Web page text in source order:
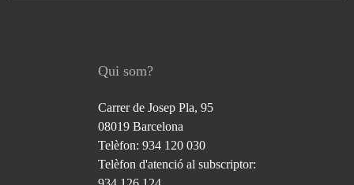
Qui som?
Carrer de Josep Pla, 95
08019 Barcelona
Telèfon: 934 120 030
Telèfon d'atenció al subscriptor: